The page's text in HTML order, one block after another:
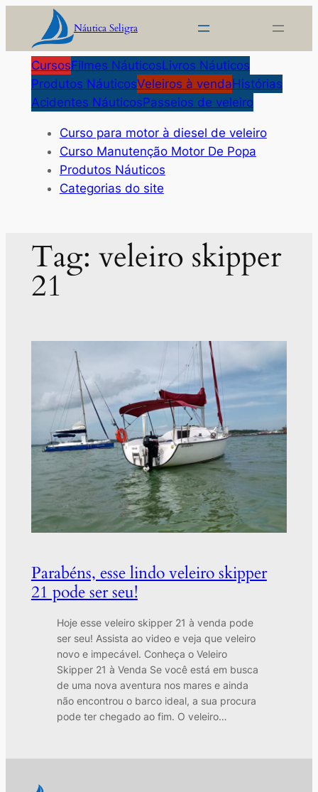
o
conteúdo
Náutica Seligra
CursosFilmes NáuticosLivros Náuticos
Produtos NáuticosVeleiros à vendaHistórias
Acidentes NáuticosPasseios de veleiro
Curso para motor à diesel de veleiro
Curso Manutenção Motor De Popa
Produtos Náuticos
Categorias do site
Tag: veleiro skipper
21
Parabéns, esse lindo veleiro skipper
21 pode ser seu!
Hoje esse veleiro skipper 21 à venda pode
ser seu! Assista ao video e veja que veleiro
novo e impecável. Conheça o Veleiro
Skipper 21 à Venda Se você está em busca
de uma nova aventura nos mares e ainda
não encontrou o barco ideal, a sua procura
pode ter chegado ao fim. O veleiro…